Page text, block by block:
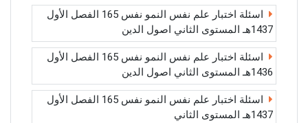
اسئلة اختبار علم نفس النمو نفس 165 الفصل الأول
1437هـ المستوى الثاني اصول الدين
اسئلة اختبار علم نفس النمو نفس 165 الفصل الأول
1436هـ المستوى الثاني اصول الدين
اسئلة اختبار علم نفس النمو نفس 165 الفصل الأول
1437هـ المستوى الثاني